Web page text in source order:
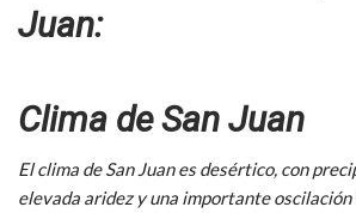
Juan:
Clima de San Juan
El clima de San Juan es desértico, con
elevada aridez y una importante